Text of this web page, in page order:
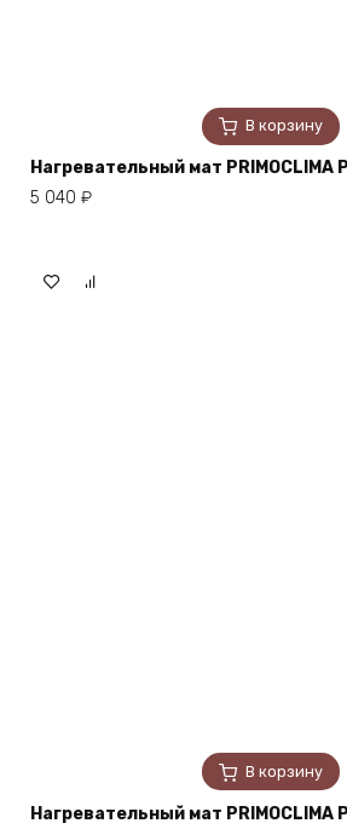
В корзину
Нагревательный мат PRIMOCLIMA
5 040 ₽
В корзину
Нагревательный мат PRIMOCLIMA